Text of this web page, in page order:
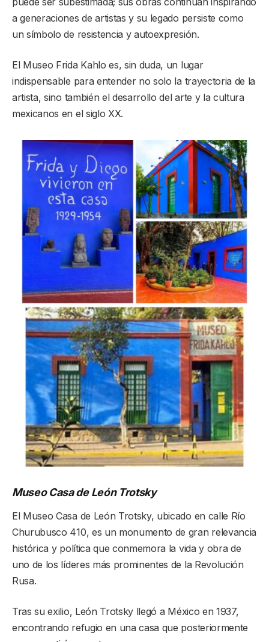
a generaciones de artistas y su legado persiste como
un símbolo de resistencia y autoexpresión.
El Museo Frida Kahlo es, sin duda, un lugar
indispensable para entender no solo la trayectoria de la
artista, sino también el desarrollo del arte y la cultura
mexicanos en el siglo XX.
Museo Casa de León Trotsky
El Museo Casa de León Trotsky, ubicado en calle Río
Churubusco 410, es un monumento de gran relevancia
histórica y política que conmemora la vida y obra de
uno de los líderes más prominentes de la Revolución
Rusa.
Tras su exilio, León Trotsky llegó a México en 1937,
encontrando refugio en una casa que posteriormente